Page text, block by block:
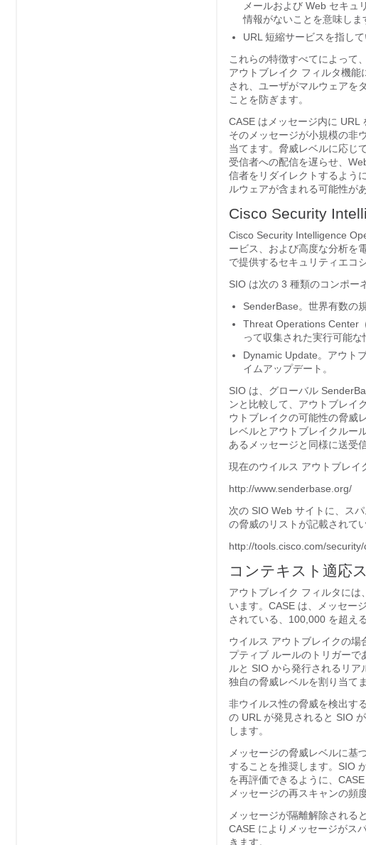
メールおよび Web セキュ
情報がないことを意味しま
URL 短縮サービスを指して
これらの特徴すべてによって
アウトブレイク フィルタ機
され、ユーザがマルウェアを
ことを防ぎます。
CASE はメッセージ内に URL
そのメッセージが小規模の非
当てます。脅威レベルに応じて
受信者への配信を遅らせ、
信者をリダイレクトするよう
ルウェアが含まれる可能性が
Cisco Security
Cisco Security Intelligence
ービス、および高度な分析を
で提供するセキュリティエコ
SIO は次の 3 種類のコンポー
SenderBase。世界有数の
Threat Operations Center
って収集された実行可能な
Dynamic Update。アウト
イムアップデート。
SIO は、グローバル
ンと比較して、アウトブレイ
ウトブレイクの可能性の脅威
レベルとアウトブレイクルー
あるメッセージと同様に送受
現在のウイルス アウトブレイ
http://www.senderbase.org/
次の SIO Web サイトに、ス
の脅威のリストが記載されてい
http://tools.cisco.com/
コンテキスト適応
アウトブレイク フィルタには
います。CASE は、メッセー
されている、100,000 を超え
ウイルス アウトブレイクの
プティブ ルールのトリガーで
ルと SIO から発行されるリア
独自の脅威レベルを割り当てま
非ウイルス性の脅威を検出す
の URL が発見されると SIO
します。
メッセージの脅威レベルに基
することを推奨します。SIO
を再評価できるように、
メッセージの再スキャンの頻
メッセージが隔離解除される
CASE によりメッセージがス
きます。